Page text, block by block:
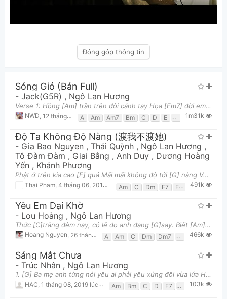
Đóng góp thông tin
Sóng Gió (Bản Full)
- Jack(G5R) , Ngô Lan Hương
Verse 1: Hồng [Am] trần trên đôi cánh tay Họa [Em7] đời em trong phút giây Từ ngày [G] thơ ấy c
NWD 12 tháng 07, 2019 lúc 09:50pm A Am Am7 Bm C D E E7 Em Em7
1m31k
Độ Ta Không Độ Nàng (渡我不渡她)
- Gia Bao Nguyen , Thái Quỳnh , Ngô Lan Hương ,
Tô Đàm Đàm , Giai Bằng , Anh Duy , Dương Hoàng
Yến , Khánh Phương
Phật ở trên kia cao [F] quá Mãi mãi không độ tới [G] nàng Vạn dặm tương tư vì [Em] ai Tiếng mõ v
Thai Pham, 4 tháng 06, 2019 lúc 08:42pm Am C Dm E7 Em F G
491k
Yêu Em Dại Khờ
- Lou Hoàng , Ngô Lan Hương
Thức [C]trắng đêm nay, có lẽ do anh đang [G]say. Biết [Am]nói cho ai nghe đây bởi vì không còn [Em
Hoang Nguyen 26 tháng 12, 2018 lúc 09:25am A Am C Dm Dm7 E E7 Em
466k
Sáng Mắt Chưa
- Trúc Nhân , Ngô Lan Hương
1. [G] Ba mẹ anh từng nói yêu ai phải yêu xứng đôi vừa lứa Hình [Bm] như không ai dạy em nên em còn
HAC 1 tháng 08, 2019 lúc 08:59pm Am Bm C D E7 Em G
103k